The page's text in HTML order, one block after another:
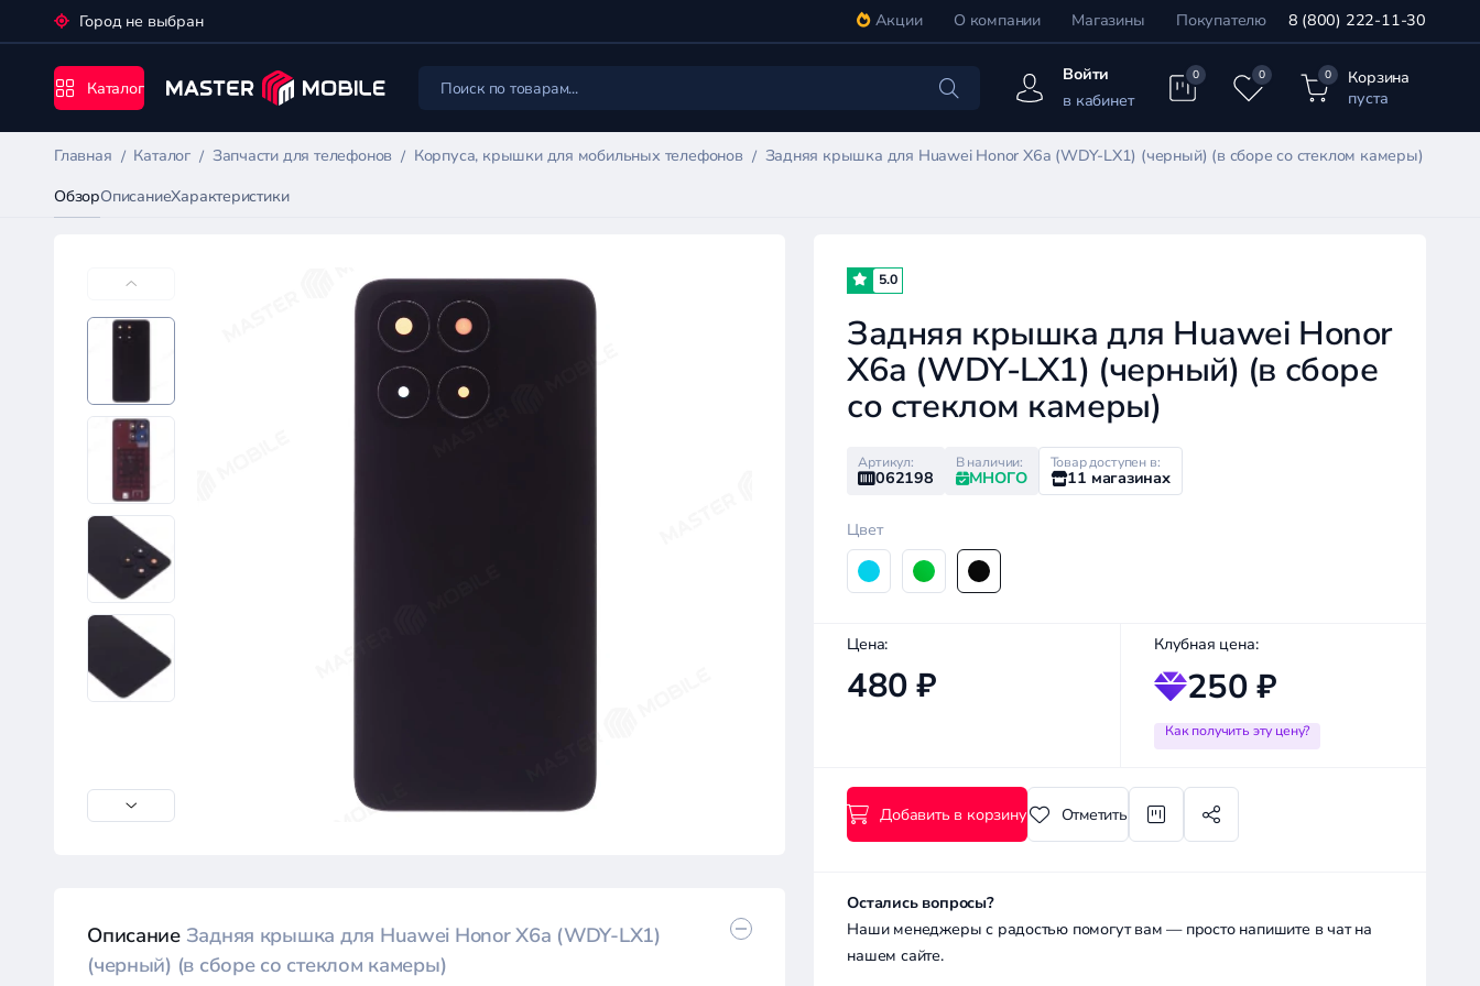
Город не выбран Акции О компании Магазины Покупателю 8 (800) 222-11-30
Каталог
Войти
в кабинет
0 0 0
Корзина
пуста
Главная Каталог Запчасти для телефонов Корпуса, крышки для мобильных телефонов
Задняя крышка для Huawei Honor X6a (WDY-LX1) (черный) (в сборе со стеклом камеры)
ОбзорОписаниеХарактеристики
Описание Задняя крышка для Huawei Honor X6a (WDY-LX1)
(черный) (в сборе со стеклом камеры)
5.0
Задняя крышка для Huawei Honor
X6a (WDY-LX1) (черный) (в сборе
со стеклом камеры)
Артикул:
062198
В наличии:
МНОГО
Товар доступен в:
11 магазинах
Цвет
Цена:
480 ₽
Клубная цена:
250 ₽
Как получить эту цену?
Добавить в корзину Отметить
Остались вопросы?
Наши менеджеры с радостью помогут вам — просто напишите в чат на
нашем сайте.